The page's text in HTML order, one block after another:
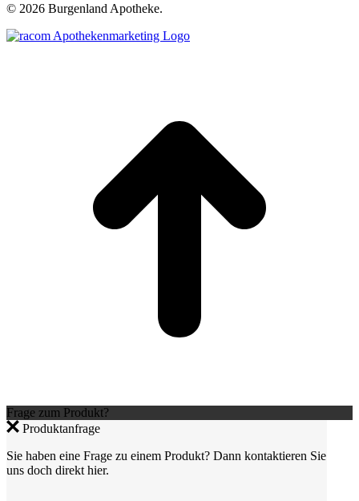
© 2026 Burgenland Apotheke.
Frage zum Produkt?
Produktanfrage
Sie haben eine Frage zu einem Produkt? Dann kontaktieren Sie
uns doch direkt hier.